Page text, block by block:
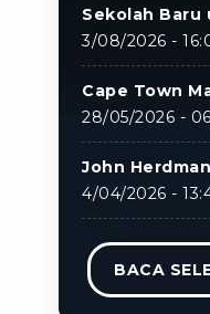
Sekolah Baru
3/08/2026 -
Cape Town
28/05/2026 -
John Herdman
4/04/2026 -
BACA